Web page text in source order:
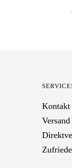
Kontakt
Versand